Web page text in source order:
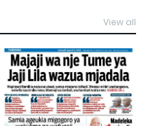
View all